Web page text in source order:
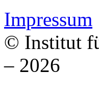
Impressum
© Institut
– 2026